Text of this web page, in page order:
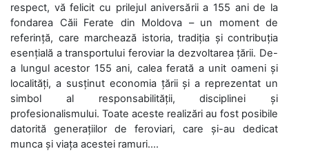
respect, vă felicit cu prilejul aniversării a 155 ani de la
fondarea Căii Ferate din Moldova – un moment de
referință, care marchează istoria, tradiția și contribuția
esențială a transportului feroviar la dezvoltarea țării. De-
a lungul acestor 155 ani, calea ferată a unit oameni și
localități, a susținut economia țării și a reprezentat un
simbol al responsabilității, disciplinei și
profesionalismului. Toate aceste realizări au fost posibile
datorită generațiilor de feroviari, care și-au dedicat
munca și viața acestei ramuri....